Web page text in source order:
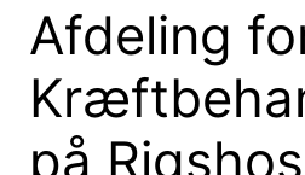
Afdeling
på